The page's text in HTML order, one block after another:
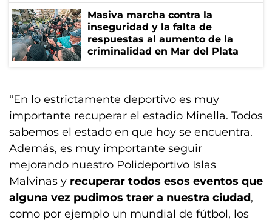
Masiva marcha contra la
inseguridad y la falta de
respuestas al aumento de la
criminalidad en Mar del Plata
“En lo estrictamente deportivo es muy
importante recuperar el estadio Minella. Todos
sabemos el estado en que hoy se encuentra.
Además, es muy importante seguir
mejorando nuestro Polideportivo Islas
Malvinas y recuperar todos esos eventos que
alguna vez pudimos traer a nuestra ciudad,
como por ejemplo un mundial de fútbol, los